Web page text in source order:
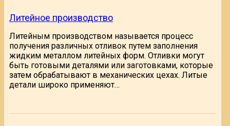
Литейное производство
Литейным производством называется процесс
получения различных отливок путем заполнения
жидким металлом литейных форм. Отливки могут
быть готовыми деталями или заготовками, которые
затем обрабатывают в механических цехах. Литые
детали широко применяют…